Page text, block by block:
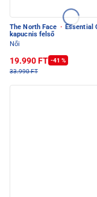
The North Face · Essential
kapucnis felső
Női
19.990 FT -41 %
33.990 FT